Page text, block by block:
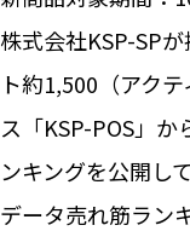
株式会社KSP-SP
ト約1,500（アク
ス「KSP-POS」
ンキングを公開し
データ売れ筋ラン